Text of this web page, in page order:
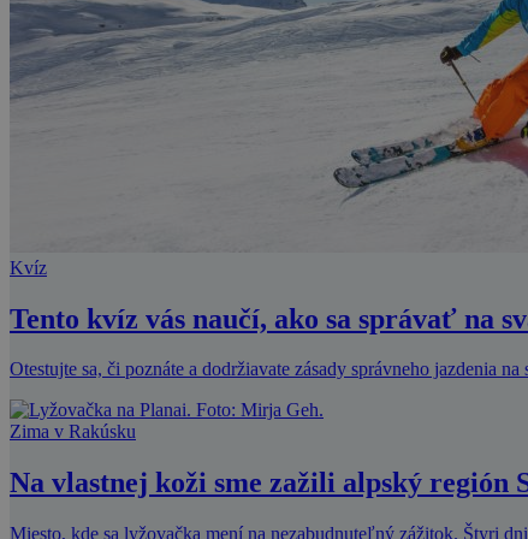
Kvíz
Tento kvíz vás naučí, ako sa správať na
Otestujte sa, či poznáte a dodržiavate zásady správneho jazdenia
Zima v Rakúsku
Na vlastnej koži sme zažili alpský región
Miesto, kde sa lyžovačka mení na nezabudnuteľný zážitok. Štyri